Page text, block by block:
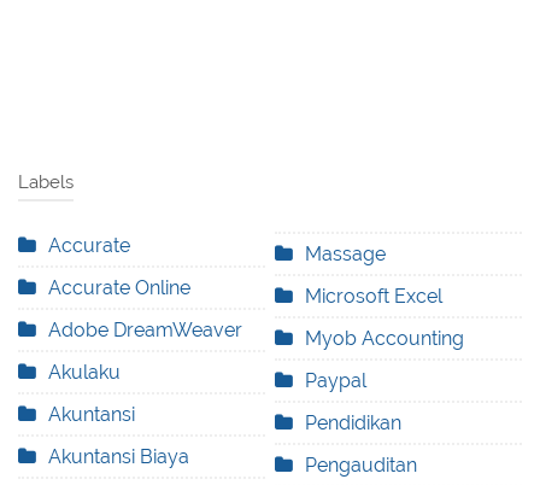
Labels
Accurate
Accurate Online
Adobe DreamWeaver
Akulaku
Akuntansi
Akuntansi Biaya
Massage
Microsoft Excel
Myob Accounting
Paypal
Pendidikan
Pengauditan